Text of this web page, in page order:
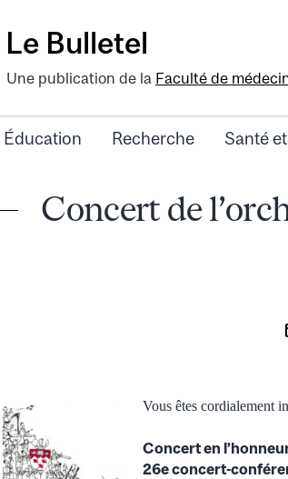
Le Bulletel
Une publication de la Faculté de
Éducation Recherche Santé
Concert de
Vous êtes cordialement
Concert en
26e concert-